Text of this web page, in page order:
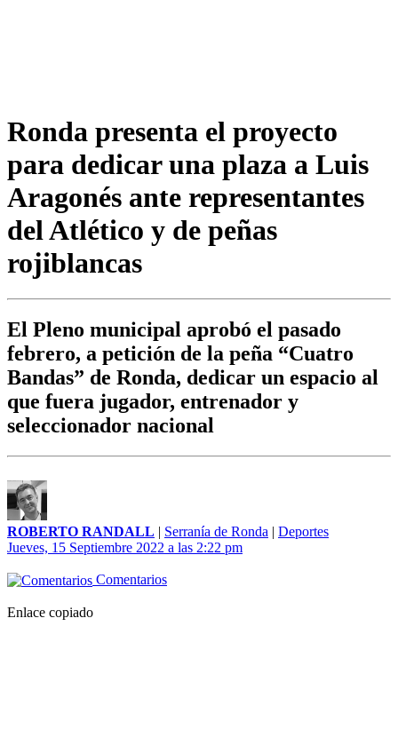
Ronda presenta el proyecto
para dedicar una plaza a Luis
Aragonés ante representantes
del Atlético y de peñas
rojiblancas
El Pleno municipal aprobó el pasado
febrero, a petición de la peña “Cuatro
Bandas” de Ronda, dedicar un espacio al
que fuera jugador, entrenador y
seleccionador nacional
ROBERTO RANDALL | Serranía de Ronda | Deportes
Jueves, 15 Septiembre 2022 a las 2:22 pm
Comentarios
Enlace copiado